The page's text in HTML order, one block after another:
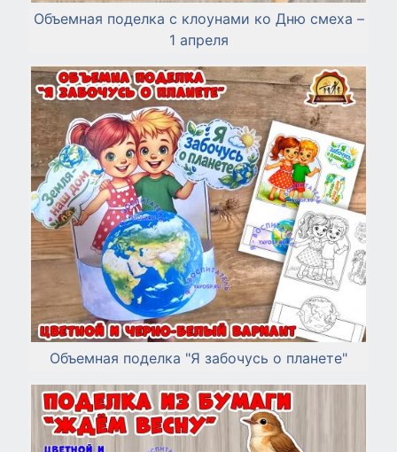
Объемная поделка с клоунами ко Дню смеха –
1 апреля
Объемная поделка "Я забочусь о планете"